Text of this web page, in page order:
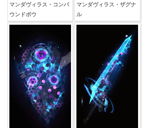
マンダヴィラス・コンパ
ウンドボウ
マンダヴィラス・ザグナ
ル